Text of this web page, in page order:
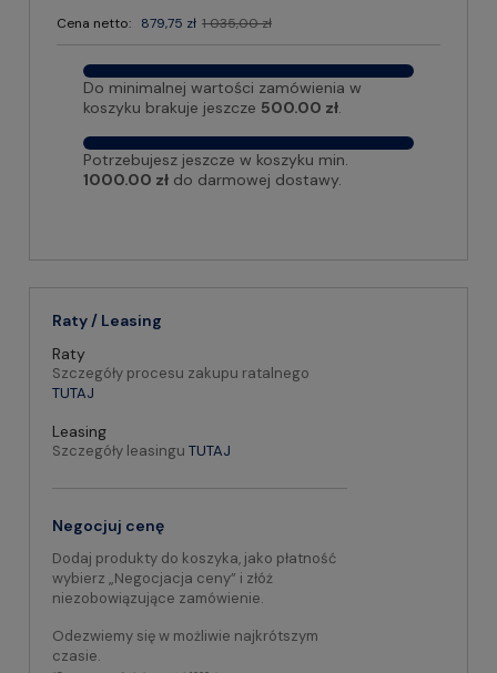
Cena netto: 879,75 zł 1 035,00 zł
Do minimalnej wartości zamówienia w
koszyku brakuje jeszcze 500.00 zł.
Potrzebujesz jeszcze w koszyku min.
1000.00 zł do darmowej dostawy.
Raty / Leasing
Raty
Szczegóły procesu zakupu ratalnego
TUTAJ
Leasing
Szczegóły leasingu TUTAJ
Negocjuj cenę
Dodaj produkty do koszyka, jako płatność
wybierz „Negocjacja ceny” i złóż
niezobowiązujące zamówienie.
Odezwiemy się w możliwie najkrótszym
czasie.